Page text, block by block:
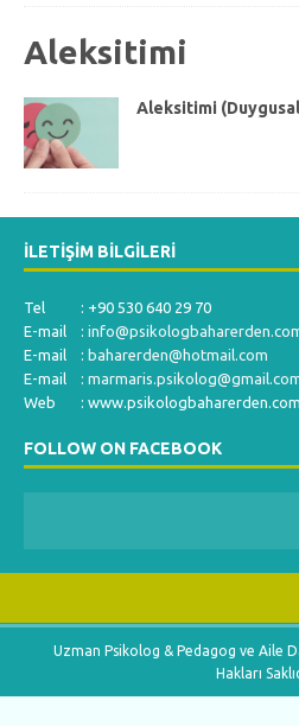
Aleksitimi
Aleksitimi
İLETIŞIM BILGILERI
Tel : +90 530 640 29 70
E-mail :
E-mail : baharerden@hotmail.com
E-mail :
Web : www.psikologbaharerden.com
FOLLOW ON FACEBOOK
Uzman Psikolog & Pedagog ve Aile
Hakları